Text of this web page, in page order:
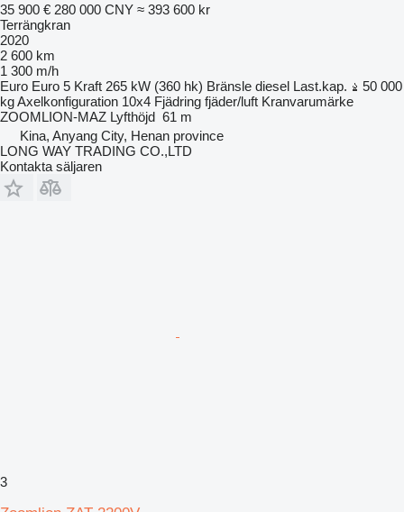
35 900 € 280 000 CNY ≈ 393 600 kr
Terrängkran
2020
2 600 km
1 300 m/h
Euro Euro 5 Kraft 265 kW (360 hk) Bränsle diesel Last.kap.
50 000
kgAxelkonfiguration 10x4 Fjädring fjäder/luft Kranvarumärke
ZOOMLION-MAZ Lyfthöjd 61 m
Kina, Anyang City, Henan province
LONG WAY TRADING CO.,LTD
Kontakta säljaren
3